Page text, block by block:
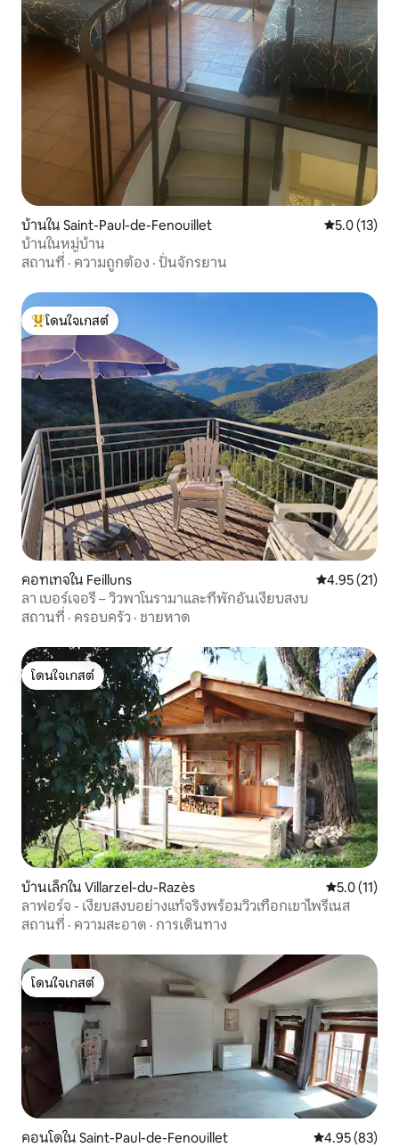
บ้านใน Saint-Paul-de-Fenouillet คะแนนเฉลี่ย
5.0 (13)
บ้านในหมู่บ้าน
สถานที่ · ความถูกต้อง · ปั่นจักรยาน
โดนใจเกสต์ที่สุด
โดนใจเกสต์
คอทเทจใน Feilluns คะแนนเฉลี่ย
4.95 (21)
ลา เบอร์เจอรี – วิวพาโนรามาและที่พักอันเงียบสงบ
สถานที่ · ครอบครัว · ชายหาด
โดนใจเกสต์
โดนใจเกสต์
บ้านเล็กใน Villarzel-du-Razès คะแนนเฉลี่ย
5.0 (11)
ลาฟอร์จ - เงียบสงบอย่างแท้จริงพร้อมวิวเทือกเขาไพรีเนส
สถานที่ · ความสะอาด · การเดินทาง
โดนใจเกสต์
โดนใจเกสต์
คอนโดใน Saint-Paul-de-Fenouillet คะแนนเฉลี่ย
4.95 (83)